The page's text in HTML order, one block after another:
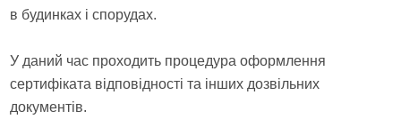
в будинках і спорудах.
У даний час проходить процедура оформлення
сертифіката відповідності та інших дозвільних
документів.